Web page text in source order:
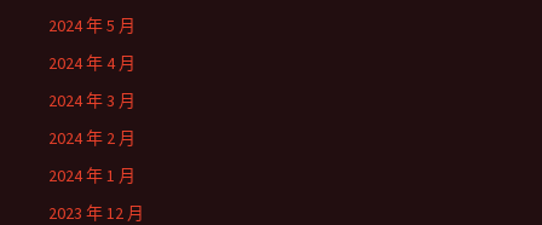
2024 年 5 月
2024 年 4 月
2024 年 3 月
2024 年 2 月
2024 年 1 月
2023 年 12 月